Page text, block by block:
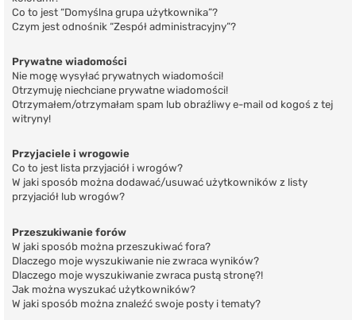
Co to jest “Domyślna grupa użytkownika”?
Czym jest odnośnik “Zespół administracyjny”?
Prywatne wiadomości
Nie mogę wysyłać prywatnych wiadomości!
Otrzymuję niechciane prywatne wiadomości!
Otrzymałem/otrzymałam spam lub obraźliwy e-mail od kogoś z tej
witryny!
Przyjaciele i wrogowie
Co to jest lista przyjaciół i wrogów?
W jaki sposób można dodawać/usuwać użytkowników z listy
przyjaciół lub wrogów?
Przeszukiwanie forów
W jaki sposób można przeszukiwać fora?
Dlaczego moje wyszukiwanie nie zwraca wyników?
Dlaczego moje wyszukiwanie zwraca pustą stronę?!
Jak można wyszukać użytkowników?
W jaki sposób można znaleźć swoje posty i tematy?